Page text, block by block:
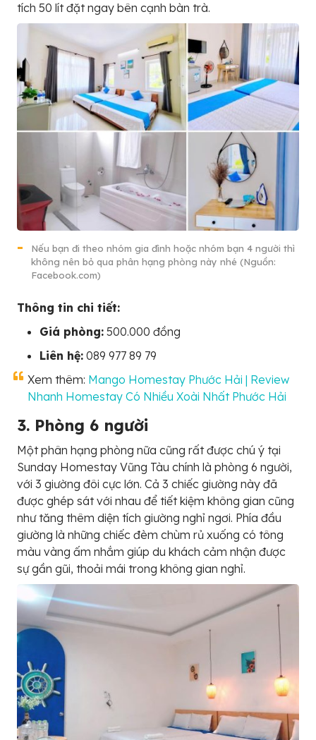
tích 50 lít đặt ngay bên cạnh bàn trà.
Nếu bạn đi theo nhóm gia đình hoặc nhóm bạn 4 người thì
không nên bỏ qua phân hạng phòng này nhé (Nguồn:
Facebook.com)
Thông tin chi tiết:
Giá phòng: 500.000 đồng
Liên hệ: 089 977 89 79
Xem thêm: Mango Homestay Phước Hải | Review
Nhanh Homestay Có Nhiều Xoài Nhất Phước Hải
3. Phòng 6 người
Một phân hạng phòng nữa cũng rất được chú ý tại
Sunday Homestay Vũng Tàu chính là phòng 6 người,
với 3 giường đôi cực lớn. Cả 3 chiếc giường này đã
được ghép sát với nhau để tiết kiệm không gian cũng
như tăng thêm diện tích giường nghỉ ngơi. Phía đầu
giường là những chiếc đèm chùm rủ xuống có tông
màu vàng ấm nhắm giúp du khách cảm nhận được
sự gần gũi, thoải mái trong không gian nghỉ.